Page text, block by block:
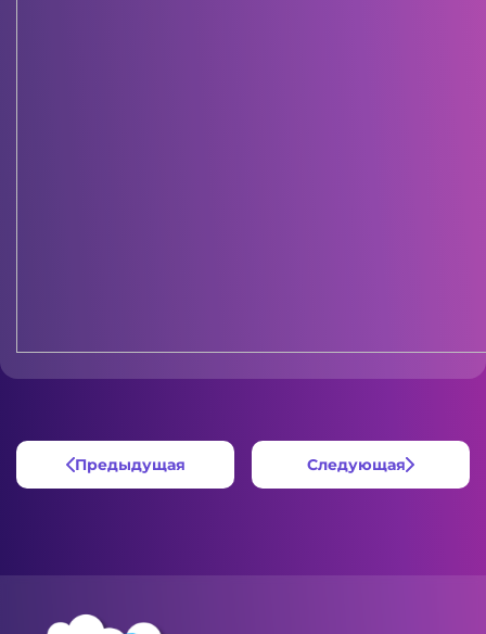
Предыдущая Следующая